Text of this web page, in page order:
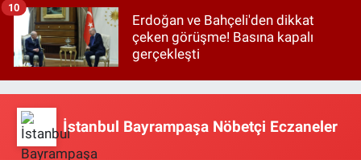
Erdoğan ve Bahçeli'den dikkat
çeken görüşme! Basına kapalı
gerçekleşti
10
İstanbul Bayrampaşa Nöbetçi Eczaneler